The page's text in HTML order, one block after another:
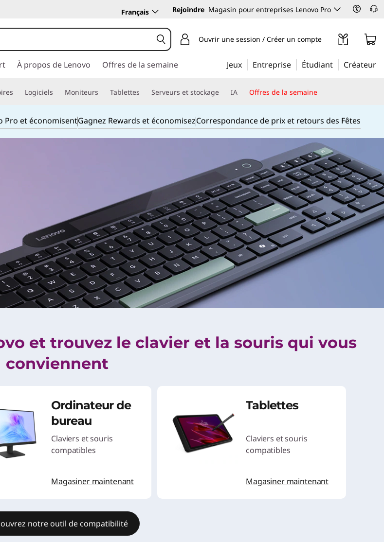
Français Rejoindre Magasin pour entreprises Lenovo Pro
Ouvrir une session / Créer un compte
À propos de Lenovo Offres de la semaine Jeux Entreprise Étudiant Créateur
Logiciels Moniteurs Tablettes Serveurs et stockage IA Offres de la semaine
Pro et économisentGagnez Rewards et économisezCorrespondance de prix et retours des Fêtes
et trouvez le clavier et la souris qui vous
conviennent
Ordinateur de
bureau
Claviers et souris
compatibles
Magasiner maintenant
Tablettes
Claviers et souris
compatibles
Magasiner maintenant
notre outil de compatibilité